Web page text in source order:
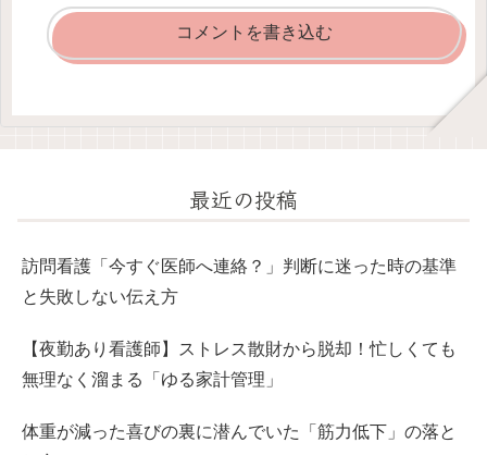
コメントを書き込む
最近の投稿
訪問看護「今すぐ医師へ連絡？」判断に迷った時の基準
と失敗しない伝え方
【夜勤あり看護師】ストレス散財から脱却！忙しくても
無理なく溜まる「ゆる家計管理」
体重が減った喜びの裏に潜んでいた「筋力低下」の落と